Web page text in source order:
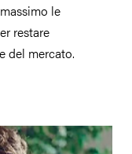
le
restare
del mercato.